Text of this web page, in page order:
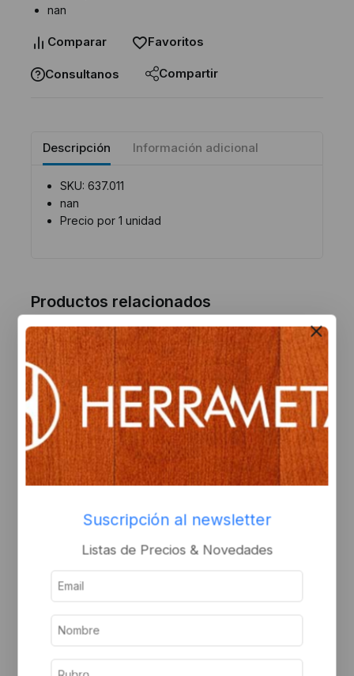
nan
Comparar Favoritos
Consultanos Compartir
Descripción Información adicional
SKU: 637.011
nan
Precio por 1 unidad
Productos relacionados
CIERRE automático H55
regístrese para ver el
ALDABA H-91 NEGRA
regístrese para ver el
Suscripción al newsletter
Listas de Precios & Novedades